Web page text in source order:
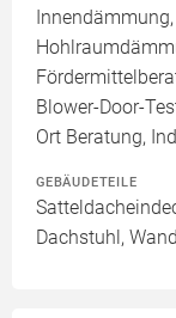
Blower-Door-
Ort Beratung,
GEBÄUDETEILE
Dachstuhl,